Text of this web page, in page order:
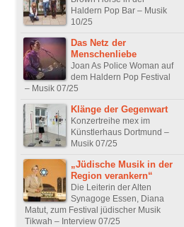
Haldern Pop Bar – Musik
10/25
Das Netz der
Menschenliebe
Joan As Police Woman auf
dem Haldern Pop Festival
– Musik 07/25
Klänge der Gegenwart
Konzertreihe mex im
Künstlerhaus Dortmund –
Musik 07/25
„Jüdische Musik in der
Region verankern“
Die Leiterin der Alten
Synagoge Essen, Diana
Matut, zum Festival jüdischer Musik
Tikwah – Interview 07/25